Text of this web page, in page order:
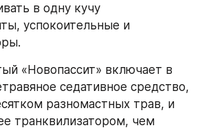
в одну кучу
успокоительные и
«Новопассит» включает в
седативное средство,
разномастных трав, и
транквилизатором, чем